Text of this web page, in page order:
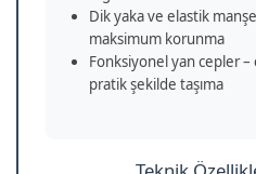
Dik yaka ve elastik
maksimum korunma
Fonksiyonel yan cepler –
pratik şekilde taşıma